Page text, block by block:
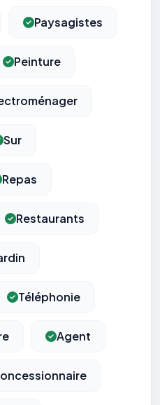
Paysagistes
Peinture
Sur
Repas
Restaurants
Téléphonie
Agent